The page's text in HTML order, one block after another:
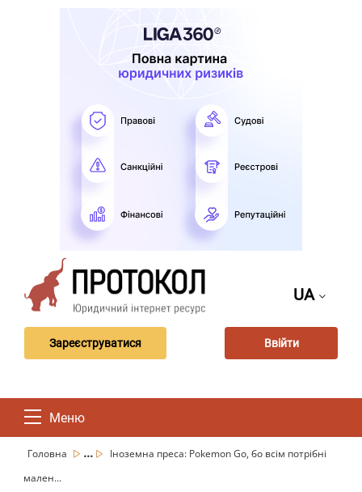
UA
Зареєструватися Ввійти
Меню
Головна ...
Іноземна преса: Pokemon Go, бо всім потрібні
мален...